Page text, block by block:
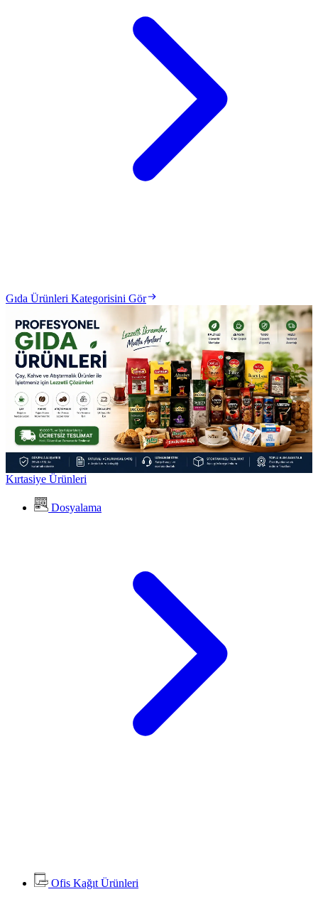
Gıda Ürünleri Kategorisini Gör
Kırtasiye Ürünleri
Dosyalama
Ofis Kağıt Ürünleri